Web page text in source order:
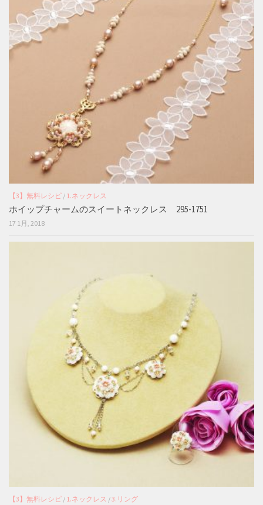
【3】無料レシピ / 1.ネックレス
ホイップチャームのスイートネックレス 295-1751
17 1月, 2018
【3】無料レシピ / 1.ネックレス /3.リング